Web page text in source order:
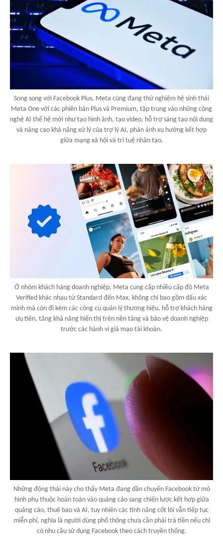
Song song với Facebook Plus, Meta cũng đang thử nghiệm hệ sinh thái
Meta One với các phiên bản Plus và Premium, tập trung vào những công
nghệ AI thế hệ mới như tạo hình ảnh, tạo video, hỗ trợ sáng tạo nội dung
và nâng cao khả năng xử lý của trợ lý AI, phản ánh xu hướng kết hợp
giữa mạng xã hội và trí tuệ nhân tạo.
Ở nhóm khách hàng doanh nghiệp, Meta cung cấp nhiều cấp độ Meta
Verified khác nhau từ Standard đến Max, không chỉ bao gồm dấu xác
minh mà còn đi kèm các công cụ quản lý thương hiệu, hỗ trợ khách hàng
ưu tiên, tăng khả năng hiển thị trên nền tảng và bảo vệ doanh nghiệp
trước các hành vi giả mạo tài khoản.
Những động thái này cho thấy Meta đang dần chuyển Facebook từ mô
hình phụ thuộc hoàn toàn vào quảng cáo sang chiến lược kết hợp giữa
quảng cáo, thuê bao và AI, tuy nhiên các tính năng cốt lõi vẫn tiếp tục
miễn phí, nghĩa là người dùng phổ thông chưa cần phải trả tiền nếu chỉ
có nhu cầu sử dụng Facebook theo cách truyền thống.